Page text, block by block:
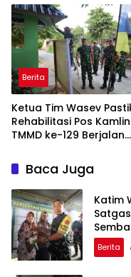
Berita
Ketua Tim Wasev
Rehabilitasi Pos
TMMD ke-129 Berjalan
Baca Juga
Katim
Berita